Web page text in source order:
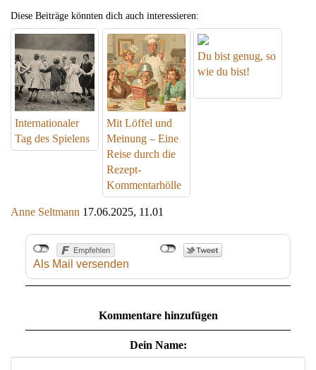
Diese Beiträge könnten dich auch interessieren:
Internationaler
Tag des Spielens
Mit Löffel und
Meinung – Eine
Reise durch die
Rezept-
Kommentarhölle
Du bist genug, so
wie du bist!
Anne Seltmann 17.06.2025, 11.01
Als Mail versenden
Kommentare hinzufügen
Dein Name: